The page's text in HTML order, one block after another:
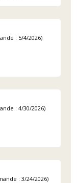
: 5/4/2026)
: 4/30/2026)
: 3/24/2026)